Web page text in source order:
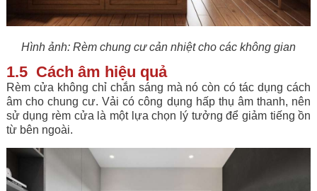
Hình ảnh: Rèm chung cư cản nhiệt cho các không gian
1.5 Cách âm hiệu quả
Rèm cửa không chỉ chắn sáng mà nó còn có tác dụng cách
âm cho chung cư. Vải có công dụng hấp thụ âm thanh, nên
sử dụng rèm cửa là một lựa chọn lý tưởng để giảm tiếng ồn
từ bên ngoài.